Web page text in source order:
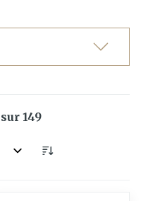
sur 149